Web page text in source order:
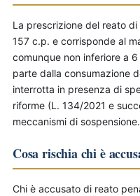
La prescrizione del reato
157 c.p. e corrisponde al
comunque non inferiore a
parte dalla consumazione
interrotta in presenza di
riforme (L. 134/2021 e
meccanismi di sospensione.
Cosa rischia chi è
Chi è accusato di reato